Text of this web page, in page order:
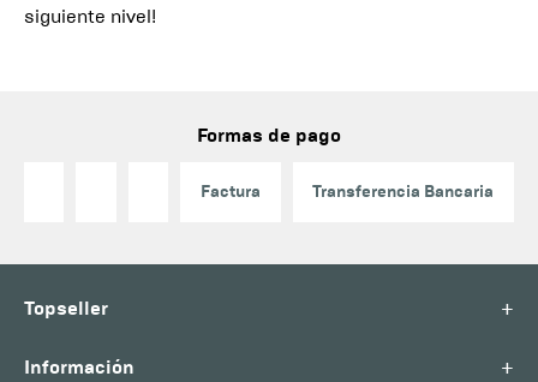
siguiente nivel!
Formas de pago
Factura Transferencia Bancaria
Topseller +
Información +